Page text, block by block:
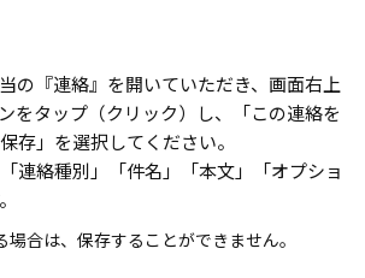
の『連絡』を開いていただき、画面右上
をタップ（クリック）し、「この連絡を
存」を選択してください。
連絡種別」「件名」「本文」「オプショ
合は、保存することができません。